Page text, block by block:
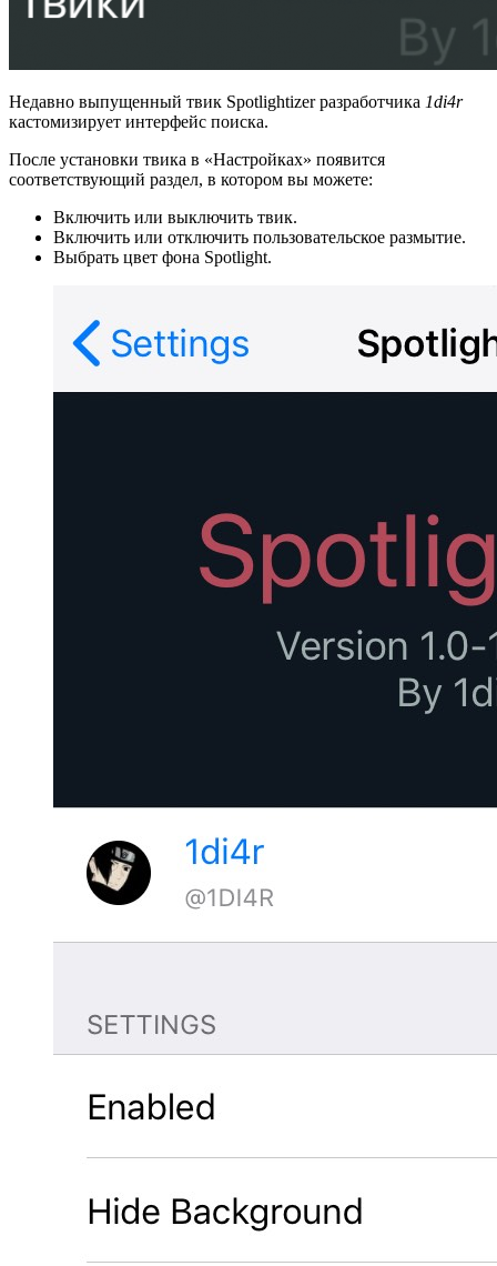
Недавно выпущенный твик Spotlightizer разработчика 1di4r
кастомизирует интерфейс поиска.
После установки твика в «Настройках» появится
соответствующий раздел, в котором вы можете:
Включить или выключить твик.
Включить или отключить пользовательское размытие.
Выбрать цвет фона Spotlight.